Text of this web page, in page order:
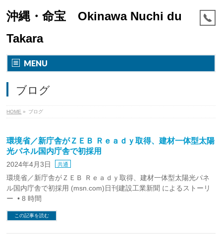
沖縄・命宝 Okinawa Nuchi du
Takara
MENU
ブログ
HOME » ブログ
環境省／新庁舎がＺＥＢ Ｒｅａｄｙ取得、建材一体型太陽
光パネル国内庁舎で初採用
2024年4月3日 共通
環境省／新庁舎がＺＥＢ Ｒｅａｄｙ取得、建材一体型太陽光パネ
ル国内庁舎で初採用 (msn.com)日刊建設工業新聞 によるストーリ
ー • 8 時間
この記事を読む